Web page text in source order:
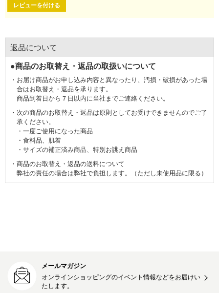
レビューを付ける
返品について
●商品のお取替え・返品の取扱いについて
お届け商品がお申し込み内容と異なったり、汚損・破損があった場
合はお取替え・返品を承ります。
商品到着日から７日以内に当社までご連絡ください。
次の商品のお取替え・返品は原則としてお受けできませんのでご了
承ください。
一度ご使用になった商品
食料品、肌着
サイズの補正済み商品、特別お誂え商品
商品のお取替え・返品の送料について
弊社の責任の場合は弊社で負担します。（ただし未使用品に限る）
メールマガジン
オンラインショッピングのイベント情報などをお届けい
たします。